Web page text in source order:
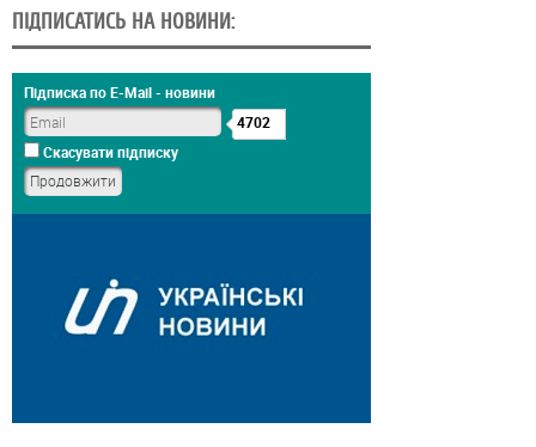
ПІДПИСАТИСЬ НА НОВИНИ:
Підписка по E-Mail - новини
4702
Скасувати підписку